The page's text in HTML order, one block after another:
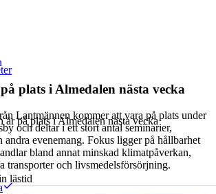
är på plats i Almedalen nästa vecka
plats i Almedalen nästa vecka
Lantmännen kommer att vara på plats under
och deltar i ett stort antal seminarier,
andra evenemang. Fokus ligger på hållbarhet
bland annat minskad klimatpåverkan,
transporter och livsmedelsförsörjning.
lästid